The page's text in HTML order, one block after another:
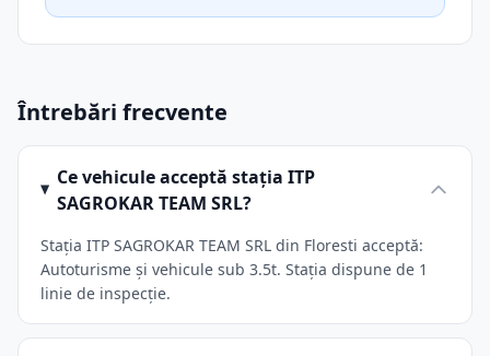
Întrebări frecvente
Ce vehicule acceptă stația ITP
SAGROKAR TEAM SRL?
Stația ITP SAGROKAR TEAM SRL din Floresti acceptă:
Autoturisme și vehicule sub 3.5t. Stația dispune de 1
linie de inspecție.